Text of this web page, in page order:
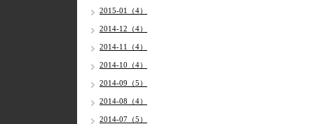
2015-01（4）
2014-12（4）
2014-11（4）
2014-10（4）
2014-09（5）
2014-08（4）
2014-07（5）